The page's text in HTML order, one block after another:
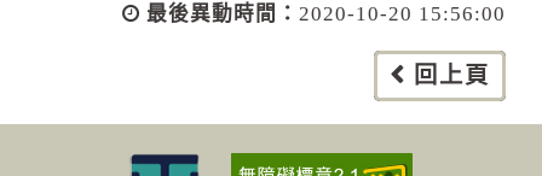
最後異動時間： 2020-10-20 15:56:00
回上頁